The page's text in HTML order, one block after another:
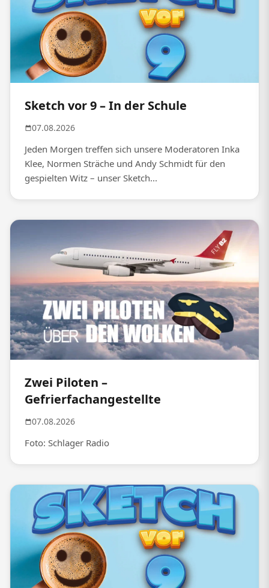
Sketch vor 9 – In der Schule
07.08.2026
Jeden Morgen treffen sich unsere Moderatoren Inka
Klee, Normen Sträche und Andy Schmidt für den
gespielten Witz – unser Sketch...
Zwei Piloten –
Gefrierfachangestellte
07.08.2026
Foto: Schlager Radio